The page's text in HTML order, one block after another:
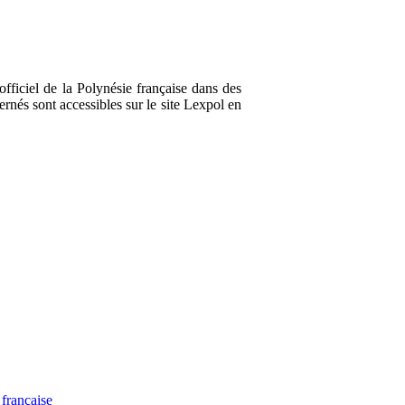
de la Polynésie française dans des
sont accessibles sur le site Lexpol en